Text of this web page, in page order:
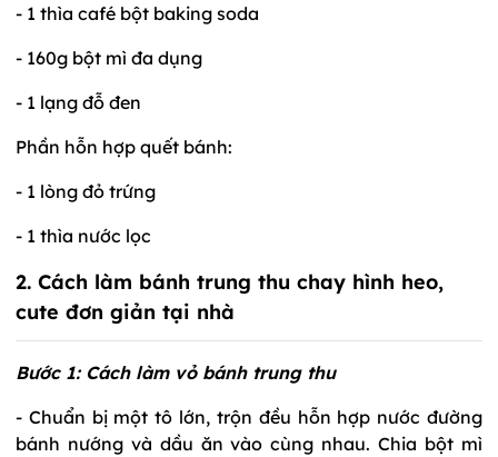
- 1 thìa café bột baking soda
- 160g bột mì đa dụng
- 1 lạng đỗ đen
Phần hỗn hợp quết bánh:
- 1 lòng đỏ trứng
- 1 thìa nước lọc
2. Cách làm bánh trung thu chay hình heo,
cute đơn giản tại nhà
Bước 1: Cách làm vỏ bánh trung thu
- Chuẩn bị một tô lớn, trộn đều hỗn hợp nước đường
bánh nướng và dầu ăn vào cùng nhau. Chia bột mì